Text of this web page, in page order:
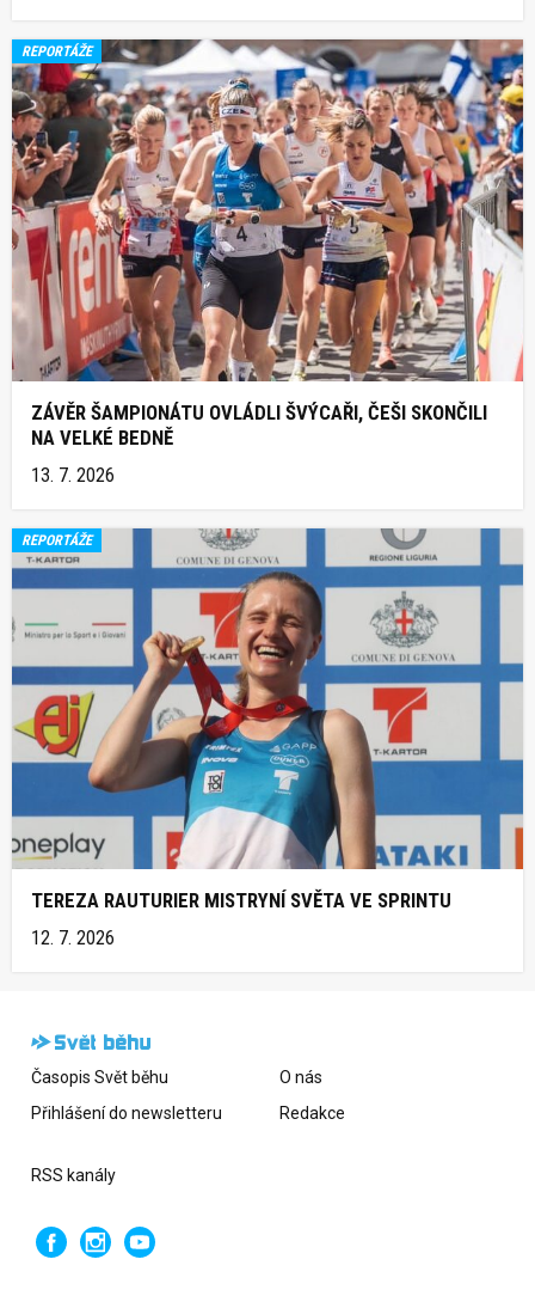
REPORTÁŽE
ZÁVĚR ŠAMPIONÁTU OVLÁDLI ŠVÝCAŘI, ČEŠI SKONČILI
NA VELKÉ BEDNĚ
13. 7. 2026
REPORTÁŽE
TEREZA RAUTURIER MISTRYNÍ SVĚTA VE SPRINTU
12. 7. 2026
Časopis Svět běhu
Přihlášení do newsletteru
O nás
Redakce
RSS kanály